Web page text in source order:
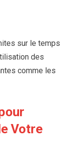
sur le temps
des
comme les
Votre